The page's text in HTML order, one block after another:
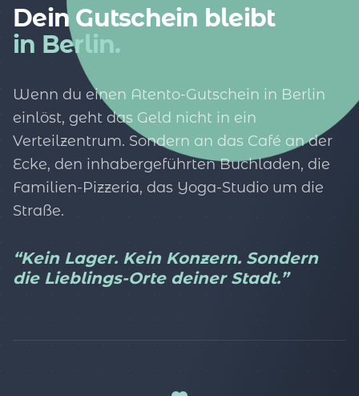
Dein Gutschein bleibt
in Berlin.
Wenn du einen Atento-Gutschein in Berlin
einlöst, geht das Geld nicht in ein
Verteilzentrum. Sondern an das Café an der
Ecke, den inhabergeführten Buchladen, die
Familien-Pizzeria, das Yoga-Studio um die
Straße.
“Kein Lager. Kein Konzern. Sondern
die Lieblings-Orte deiner Stadt.”